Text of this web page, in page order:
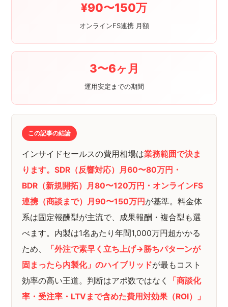
¥90〜150万
オンラインFS連携 月額
3〜6ヶ月
運用安定までの期間
この記事の結論
インサイドセールスの費用相場は業務範囲で決ま
ります。SDR（反響対応）月60〜80万円・
BDR（新規開拓）月80〜120万円・オンラインFS
連携（商談まで）月90〜150万円 が基準。料金体
系は固定報酬型が主流で、成果報酬・複合型も選
べます。内製は1名あたり年間1,000万円超かかる
ため、
「外注で素早く立ち上げ→勝ちパターンが
固まったら内製化」のハイブリッドが最もコスト
効率の高い王道。判断はアポ数ではなく
「商談化
率・受注率・LTVまで含めた費用対効果（ROI）」